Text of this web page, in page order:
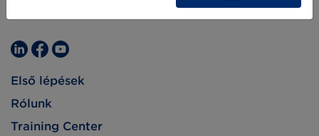
Első lépések
Rólunk
Training Center